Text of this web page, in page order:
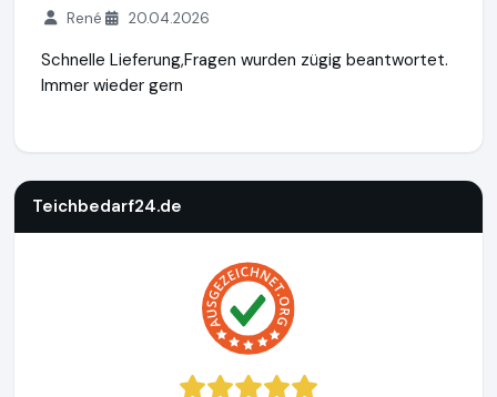
René 20.04.2026
Schnelle Lieferung,Fragen wurden zügig beantwortet.
Immer wieder gern
Teichbedarf24.de